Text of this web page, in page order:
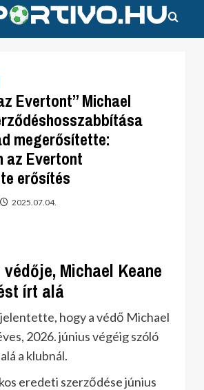
Evertont” Michael
megerősítette:
az Evertont
erősítés
2025.07.04.
Michael Keane
írt alá
hogy a védő Michael
2026. június végéig szóló
a klubnál.
eredeti szerződése június